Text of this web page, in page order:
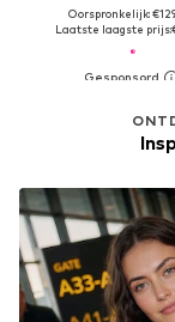
Oorspronkelijk:
Laatste laagste prijs: